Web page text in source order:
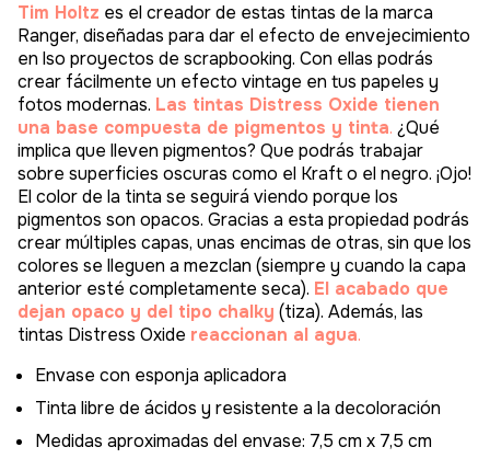
Tim Holtz es el creador de estas tintas de la marca
Ranger, diseñadas para dar el efecto de envejecimiento
en lso proyectos de scrapbooking. Con ellas podrás
crear fácilmente un efecto vintage en tus papeles y
fotos modernas. Las tintas Distress Oxide tienen
una base compuesta de pigmentos y tinta. ¿Qué
implica que lleven pigmentos? Que podrás trabajar
sobre superficies oscuras como el Kraft o el negro. ¡Ojo!
El color de la tinta se seguirá viendo porque los
pigmentos son opacos. Gracias a esta propiedad podrás
crear múltiples capas, unas encimas de otras, sin que los
colores se lleguen a mezclan (siempre y cuando la capa
anterior esté completamente seca). El acabado que
dejan opaco y del tipo chalky (tiza). Además, las
tintas Distress Oxide reaccionan al agua.
Envase con esponja aplicadora
Tinta libre de ácidos y resistente a la decoloración
Medidas aproximadas del envase: 7,5 cm x 7,5 cm